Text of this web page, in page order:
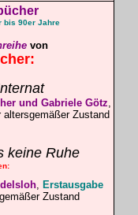
bis 90er Jahre
von
:
und Gabriele Götz,
Zustand
keine Ruhe
, Erstausgabe
Zustand